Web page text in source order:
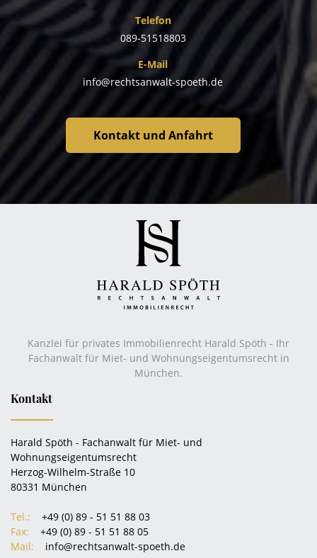
Telefon
089-51518803
E-Mail
info@rechtsanwalt-spoeth.de
Kontakt und Anfahrt
Kanzlei für privates Immobilienrecht Harald Spöth - Ihr
Fachanwalt für Miet- und Wohnungseigentumsrecht in
München.
Kontakt
Harald Spöth - Fachanwalt für Miet- und
Wohnungseigentumsrecht
Herzog-Wilhelm-Straße 10
80331 München
Tel.:
+49 (0) 89 - 51 51 88 03
Fax:
+49 (0) 89 - 51 51 88 05
Mail:
info@rechtsanwalt-spoeth.de